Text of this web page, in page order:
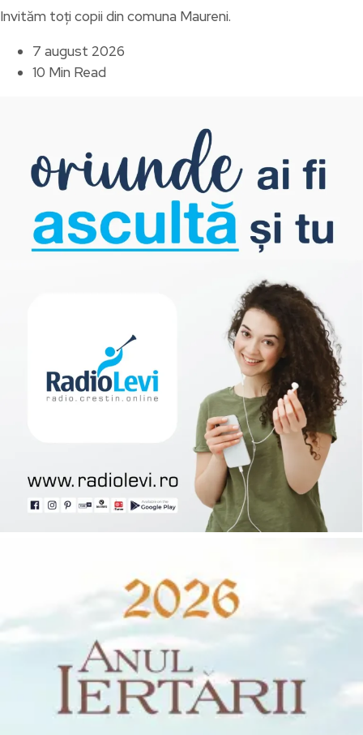
Invităm toți copii din comuna Maureni.
7 august 2026
10 Min Read